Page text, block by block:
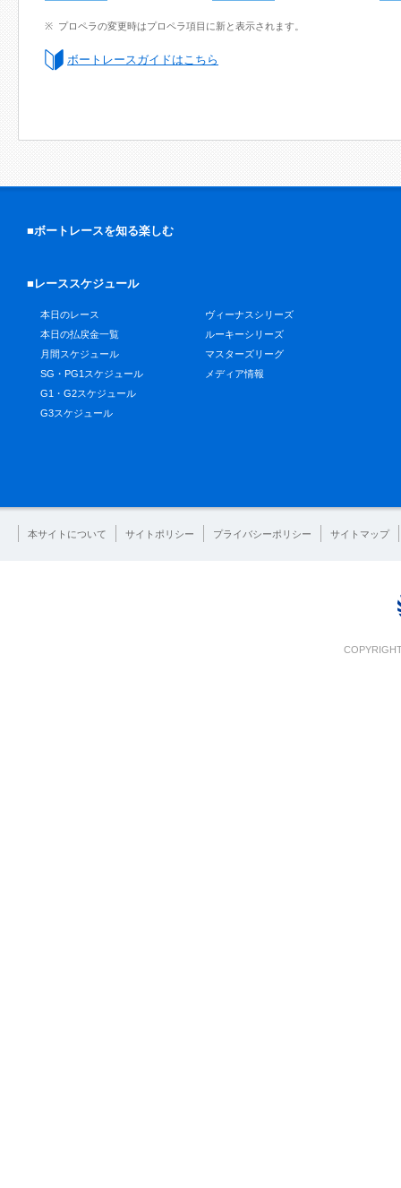
プロペラの変更時はプロペラ項目に新と表示されます。
ボートレースガイドはこちら
■ボートレースを知る楽しむ
■レーススケジュール
本日のレース
本日の払戻金一覧
月間スケジュール
SG・PG1スケジュール
G1・G2スケジュール
G3スケジュール
ヴィーナスシリーズ
ルーキーシリーズ
マスターズリーグ
メディア情報
本サイトについて サイトポリシー プライバシーポリシー サイトマップ